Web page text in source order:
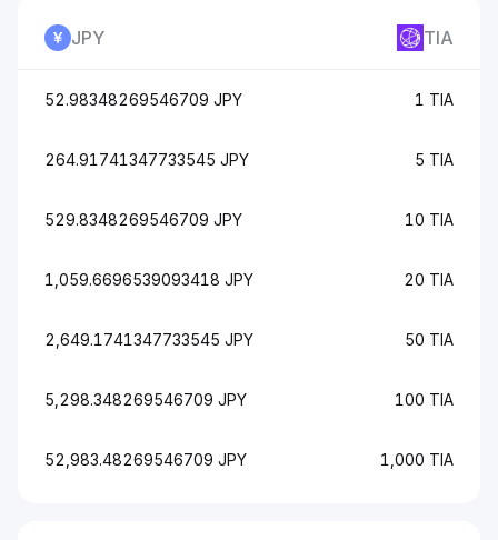
JPY TIA
52.98348269546709 JPY 1 TIA
264.91741347733545 JPY 5 TIA
529.8348269546709 JPY 10 TIA
1,059.6696539093418 JPY 20 TIA
2,649.1741347733545 JPY 50 TIA
5,298.348269546709 JPY 100 TIA
52,983.48269546709 JPY 1,000 TIA